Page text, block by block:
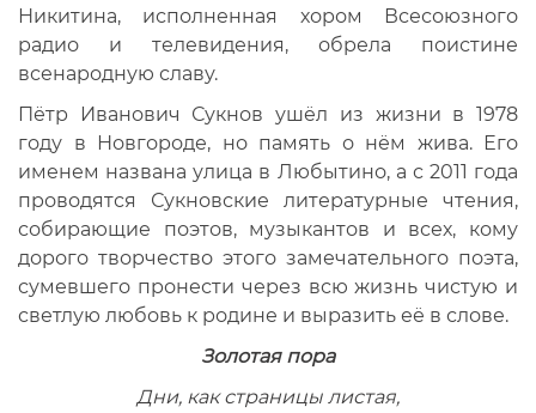
Никитина, исполненная хором Всесоюзного
радио и телевидения, обрела поистине
всенародную славу.
Пётр Иванович Сукнов ушёл из жизни в 1978
году в Новгороде, но память о нём жива. Его
именем названа улица в Любытино, а с 2011 года
проводятся Сукновские литературные чтения,
собирающие поэтов, музыкантов и всех, кому
дорого творчество этого замечательного поэта,
сумевшего пронести через всю жизнь чистую и
светлую любовь к родине и выразить её в слове.
Золотая пора
Дни, как страницы листая,